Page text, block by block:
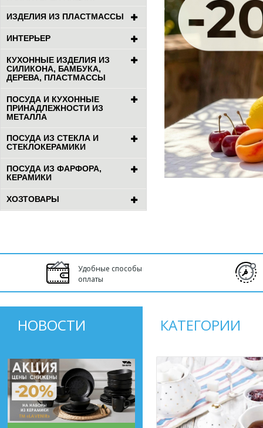
ИЗДЕЛИЯ ИЗ ПЛАСТМАССЫ
ИНТЕРЬЕР
КУХОННЫЕ ИЗДЕЛИЯ ИЗ
СИЛИКОНА, БАМБУКА,
ДЕРЕВА, ПЛАСТМАССЫ
ПОСУДА И КУХОННЫЕ
ПРИНАДЛЕЖНОСТИ ИЗ
МЕТАЛЛА
ПОСУДА ИЗ СТЕКЛА И
СТЕКЛОКЕРАМИКИ
ПОСУДА ИЗ ФАРФОРА,
КЕРАМИКИ
ХОЗТОВАРЫ
Удобные способы
оплаты
НОВОСТИ КАТЕГОРИИ